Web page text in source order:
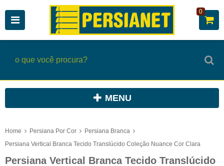
0
MENU
Home Persiana Por Cor
Persiana Branca
Persiana Vertical Branca Tecido Translúcido Coleção Nuance Cor Clara
Persiana Vertical Branca Tecido Translúcido